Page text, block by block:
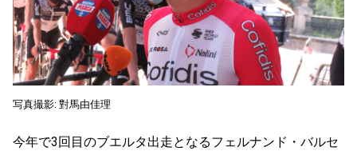
写真撮影: 對馬由佳理
今年で3回目のブエルタ出走となるフェルナンド・バルセ